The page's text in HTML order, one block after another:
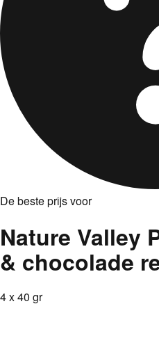
De beste prijs voor
Nature Valley
& chocolade
4 x 40 gr